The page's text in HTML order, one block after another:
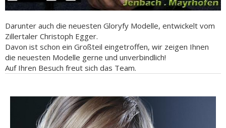
Darunter auch die neuesten Gloryfy Modelle, entwickelt vom
Zillertaler Christoph Egger.
Davon ist schon ein Großteil eingetroffen, wir zeigen Ihnen
die neuesten Modelle gerne und unverbindlich!
Auf Ihren Besuch freut sich das Team.